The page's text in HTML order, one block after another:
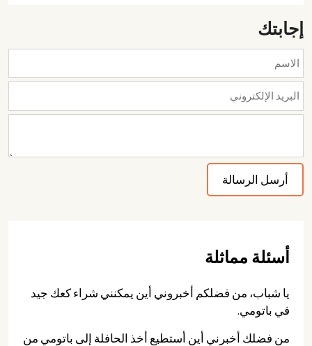
إجابتك
أسئلة مماثلة
يا شباب، من فضلكم أخبروني أين يمكنني شراء كعك جيد
في باتومي.
من فضلك أخبرني أين أستطيع أخذ الحافلة إلى باتومي من